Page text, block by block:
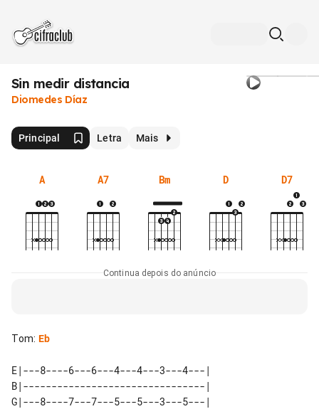
Sin medir distancia
Diomedes Díaz
Principal Letra Mais
A A7 Bm D D7
Continua depois do anúncio
Tom: Eb
E|---8----6---6---4---4---3---4---|
B|--------------------------------|
G|---8----7---7---5---5---3---5---|